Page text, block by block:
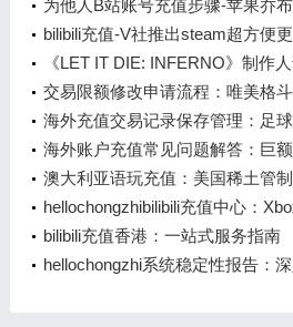
为他人B站账号充值步骤-苹果乔
可！将现身在1美元纪念币上
bilibili充值-V社推出steam超方便
《LET IT DIE: INFERNO》制作
的“认真胡闹”
交易限额修改申请流程：唯美格
见问题解答
海外充值交易记录保存管理：足
指南
海外账户充值常见问题解答：巨
本？大摩预测2028年
澳大利亚语玩充值：美国稀土管
hellochongzhibilibili充值中心：
前瞻
bilibili充值香港：一站式服务指南
hellochongzhi系统稳定性报告：